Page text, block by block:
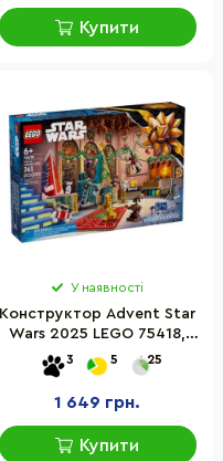
Купити
У наявності
Конструктор Advent Star
Wars 2025 LEGO 75418,
2663 деталі
3 5 25
1 649 грн.
Купити